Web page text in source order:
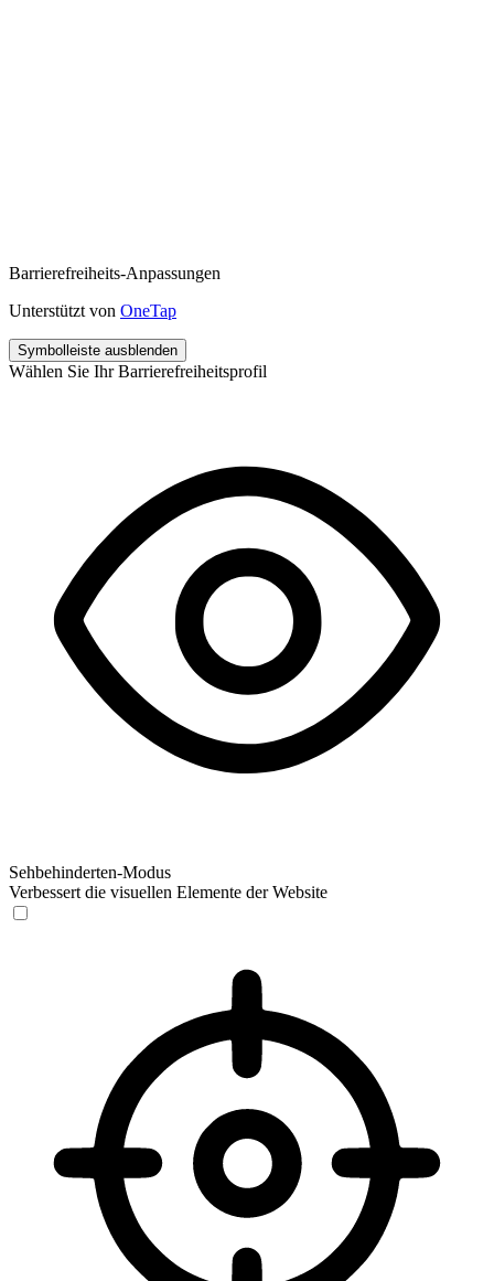
Barrierefreiheits-Anpassungen
Unterstützt von OneTap
Symbolleiste ausblenden
Wählen Sie Ihr Barrierefreiheitsprofil
Sehbehinderten-Modus
Verbessert die visuellen Elemente der Website